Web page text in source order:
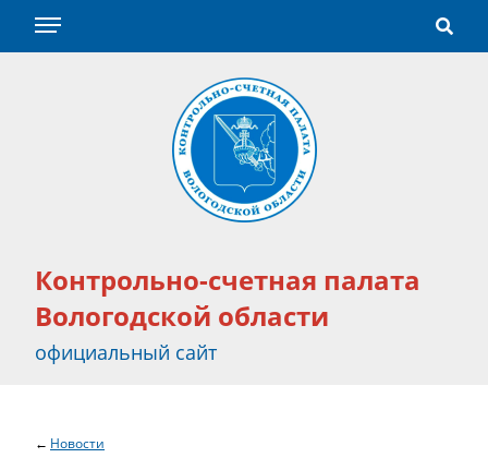
Контрольно-счетная палата
Вологодской области
официальный сайт
Новости